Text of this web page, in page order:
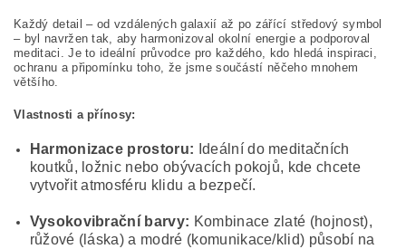
Každý detail – od vzdálených galaxií až po zářící středový symbol
– byl navržen tak, aby harmonizoval okolní energie a podporoval
meditaci. Je to ideální průvodce pro každého, kdo hledá inspiraci,
ochranu a připomínku toho, že jsme součástí něčeho mnohem
většího.
Vlastnosti a přínosy:
Harmonizace prostoru: Ideální do meditačních
koutků, ložnic nebo obývacích pokojů, kde chcete
vytvořit atmosféru klidu a bezpečí.
Vysokovibrační barvy: Kombinace zlaté (hojnost),
růžové (láska) a modré (komunikace/klid) působí na